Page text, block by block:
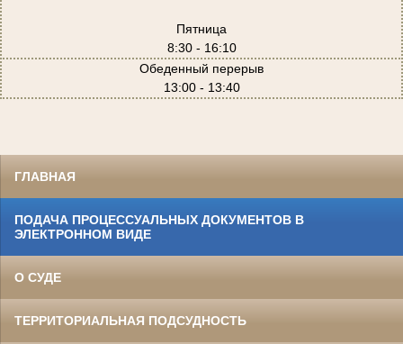
Пятница
8:30 - 16:10
Обеденный перерыв
13:00 - 13:40
ГЛАВНАЯ
ПОДАЧА ПРОЦЕССУАЛЬНЫХ ДОКУМЕНТОВ В
ЭЛЕКТРОННОМ ВИДЕ
О СУДЕ
ТЕРРИТОРИАЛЬНАЯ ПОДСУДНОСТЬ